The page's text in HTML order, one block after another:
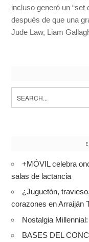
incluso generó un “set
después de que una
Jude Law, Liam
for:
+MÓVIL celebra
salas de lactancia
¿Juguetón,
corazones en Arraiján
Nostalgia
BASES DEL